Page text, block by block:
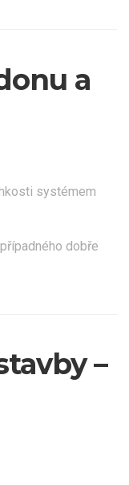
a
systémem
dobře
–